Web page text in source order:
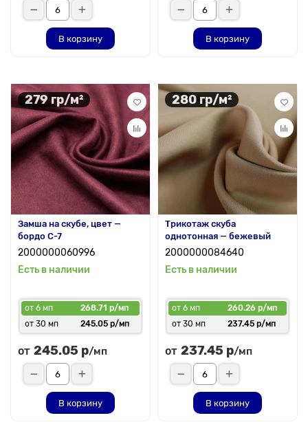
В корзину В корзину
279 гр/м²
Замша на скубе, цвет —
бордо С-7
2000000060996
Есть в наличии
от 6 мп
268.71 р/мп
от 30 мп
245.05 р/мп
от 245.05 р/мп
В корзину
280 гр/м²
Трикотаж скуба
однотонная — бежевый
2000000084640
Есть в наличии
от 6 мп
260.26 р/мп
от 30 мп
237.45 р/мп
от 237.45 р/мп
В корзину